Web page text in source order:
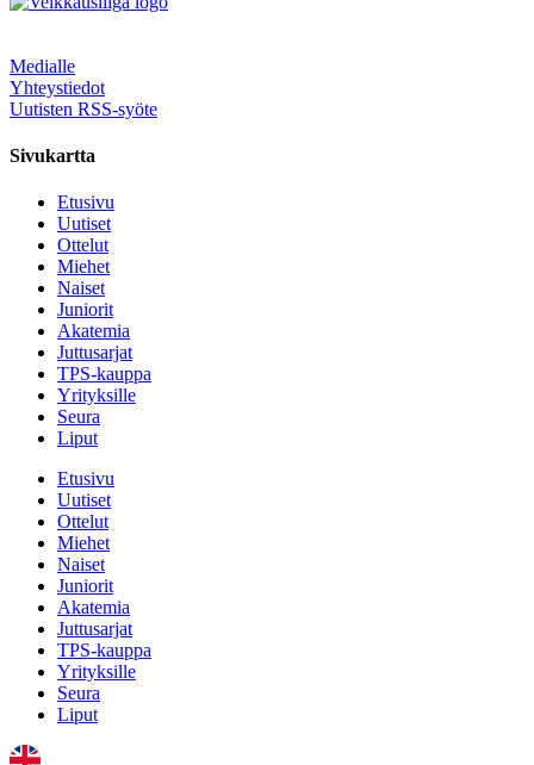
Medialle
Yhteystiedot
Uutisten RSS-syöte
Sivukartta
Etusivu
Uutiset
Ottelut
Miehet
Naiset
Juniorit
Akatemia
Juttusarjat
TPS-kauppa
Yrityksille
Seura
Liput
Etusivu
Uutiset
Ottelut
Miehet
Naiset
Juniorit
Akatemia
Juttusarjat
TPS-kauppa
Yrityksille
Seura
Liput